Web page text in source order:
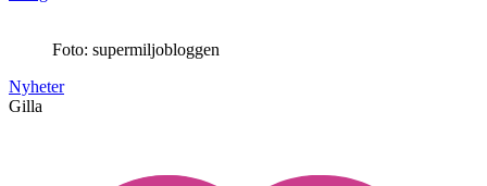
Foto: supermiljobloggen
Nyheter
Gilla